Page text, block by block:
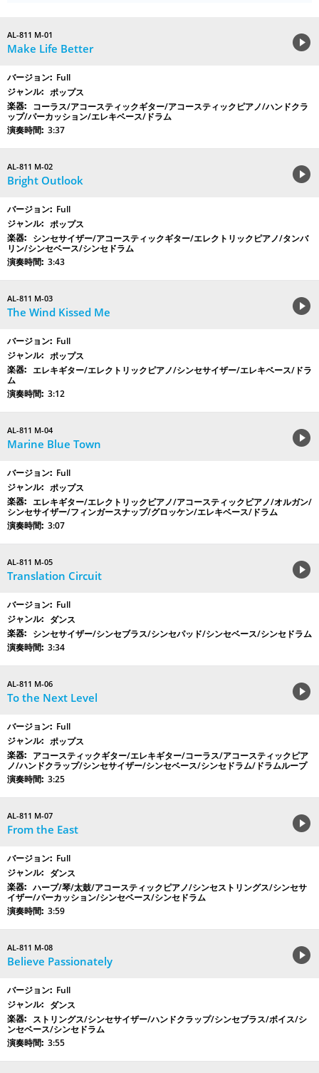
AL-811 M-01
Make Life Better
Full
ポップス
コーラス/アコースティックギター/アコースティックピアノ/ハンドクラ
ップ/パーカッション/エレキベース/ドラム
3:37
AL-811 M-02
Bright Outlook
Full
ポップス
シンセサイザー/アコースティックギター/エレクトリックピアノ/タンバ
リン/シンセベース/シンセドラム
3:43
AL-811 M-03
The Wind Kissed Me
Full
ポップス
エレキギター/エレクトリックピアノ/シンセサイザー/エレキベース/ドラ
ム
3:12
AL-811 M-04
Marine Blue Town
Full
ポップス
エレキギター/エレクトリックピアノ/アコースティックピアノ/オルガン/
シンセサイザー/フィンガースナップ/グロッケン/エレキベース/ドラム
3:07
AL-811 M-05
Translation Circuit
Full
ダンス
シンセサイザー/シンセブラス/シンセパッド/シンセベース/シンセドラム
3:34
AL-811 M-06
To the Next Level
Full
ポップス
アコースティックギター/エレキギター/コーラス/アコースティックピア
ノ/ハンドクラップ/シンセサイザー/シンセベース/シンセドラム/ドラムループ
3:25
AL-811 M-07
From the East
Full
ダンス
ハープ/琴/太鼓/アコースティックピアノ/シンセストリングス/シンセサ
イザー/パーカッション/シンセベース/シンセドラム
3:59
AL-811 M-08
Believe Passionately
Full
ダンス
ストリングス/シンセサイザー/ハンドクラップ/シンセブラス/ボイス/シ
ンセベース/シンセドラム
3:55